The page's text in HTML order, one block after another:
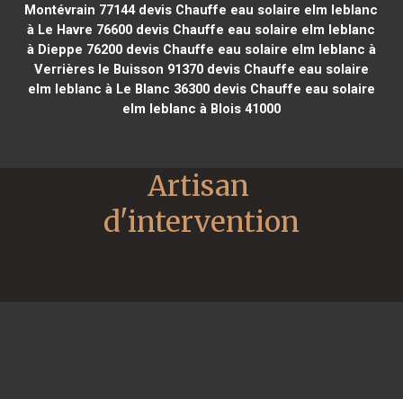
Montévrain 77144devis Chauffe eau solaire elm leblanc
à Le Havre 76600 devis Chauffe eau solaire elm leblanc
à Dieppe 76200devis Chauffe eau solaire elm leblanc à
Verrières le Buisson 91370devis Chauffe eau solaire
elm leblanc à Le Blanc 36300devis Chauffe eau solaire
elm leblanc à Blois 41000
Artisan
d'intervention